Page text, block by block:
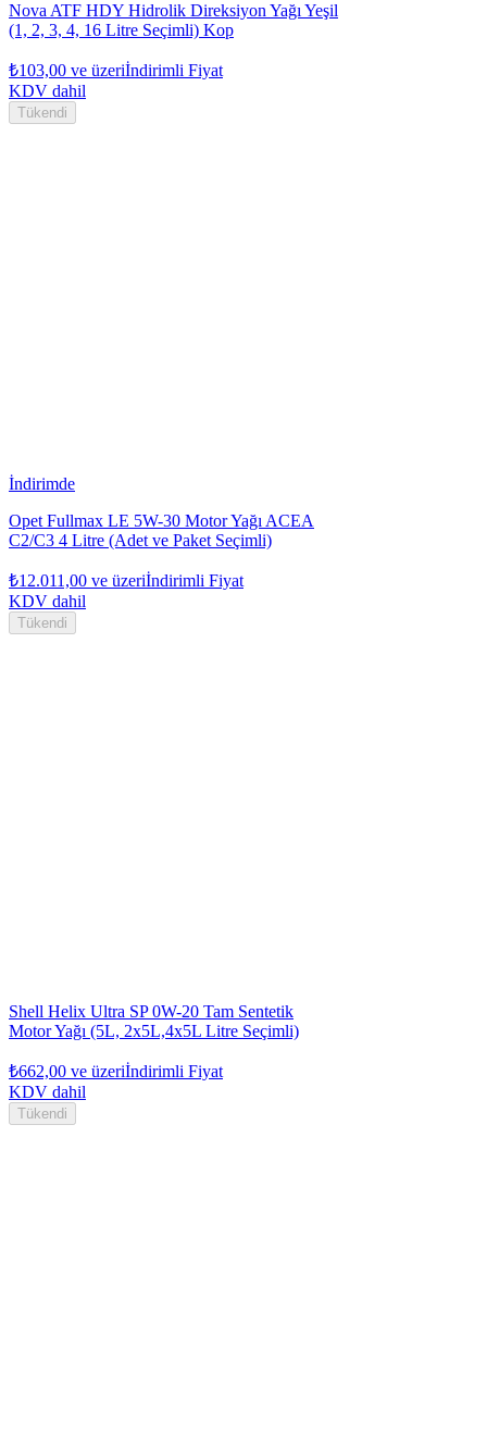
Nova ATF HDY Hidrolik Direksiyon Yağı Yeşil
(1, 2, 3, 4, 16 Litre Seçimli) Kop
₺103,00 ve üzeriİndirimli Fiyat
KDV dahil
Tükendi
İndirimde
Opet Fullmax LE 5W-30 Motor Yağı ACEA
C2/C3 4 Litre (Adet ve Paket Seçimli)
₺12.011,00 ve üzeriİndirimli Fiyat
KDV dahil
Tükendi
Shell Helix Ultra SP 0W-20 Tam Sentetik
Motor Yağı (5L, 2x5L,4x5L Litre Seçimli)
₺662,00 ve üzeriİndirimli Fiyat
KDV dahil
Tükendi